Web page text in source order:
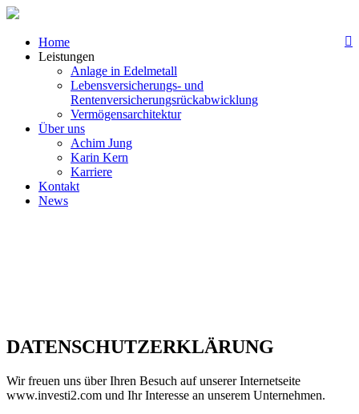
Home
Leistungen
Anlage in Edelmetall
Lebensversicherungs- und
Rentenversicherungsrückabwicklung
Vermögensarchitektur
Über uns
Achim Jung
Karin Kern
Karriere
Kontakt
News
DATENSCHUTZERKLÄRUNG
Wir freuen uns über Ihren Besuch auf unserer Internetseite
www.investi2.com und Ihr Interesse an unserem Unternehmen.